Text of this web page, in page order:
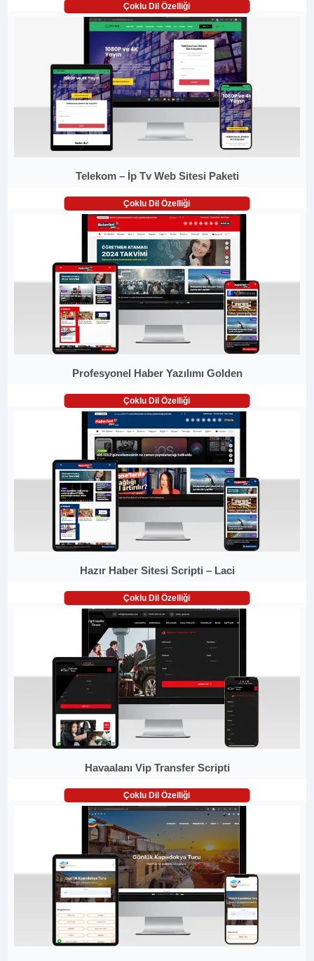
Çoklu Dil Özelliği
Telekom – İp Tv Web Sitesi Paketi
Çoklu Dil Özelliği
Profesyonel Haber Yazılımı Golden
Çoklu Dil Özelliği
Hazır Haber Sitesi Scripti – Laci
Çoklu Dil Özelliği
Havaalanı Vip Transfer Scripti
Çoklu Dil Özelliği